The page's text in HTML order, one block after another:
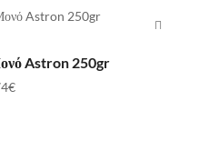
ΚΑΛΆΘΙ
Astron 250gr
€